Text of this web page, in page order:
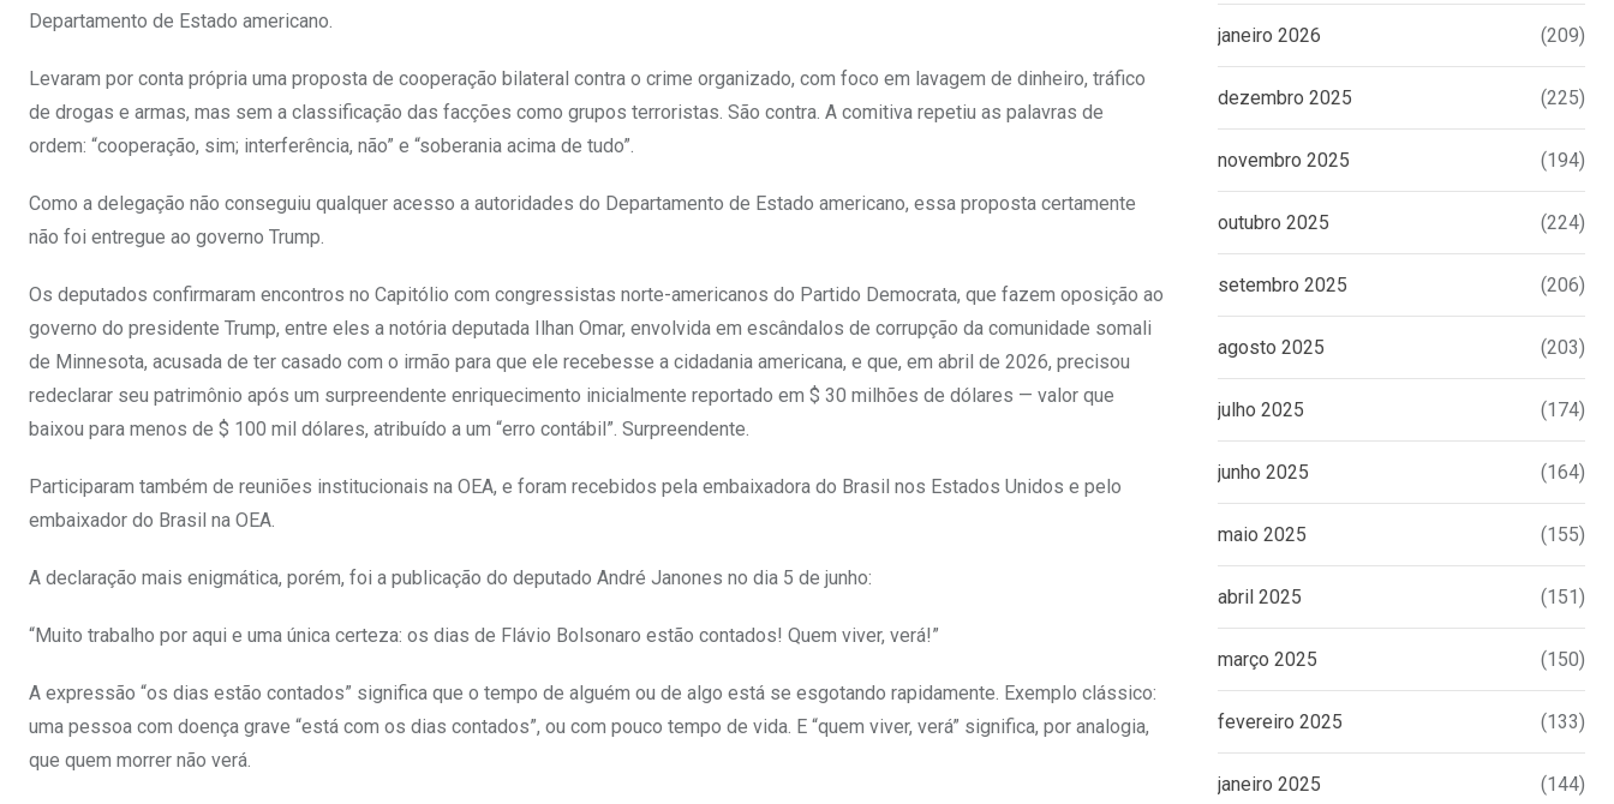
Departamento de Estado americano.
Levaram por conta própria uma proposta de cooperação bilateral contra o crime organizado, com foco em lavagem de dinheiro, tráfico
de drogas e armas, mas sem a classificação das facções como grupos terroristas. São contra. A comitiva repetiu as palavras de
ordem: “cooperação, sim; interferência, não” e “soberania acima de tudo”.
Como a delegação não conseguiu qualquer acesso a autoridades do Departamento de Estado americano, essa proposta certamente
não foi entregue ao governo Trump.
Os deputados confirmaram encontros no Capitólio com congressistas norte-americanos do Partido Democrata, que fazem oposição ao
governo do presidente Trump, entre eles a notória deputada Ilhan Omar, envolvida em escândalos de corrupção da comunidade somali
de Minnesota, acusada de ter casado com o irmão para que ele recebesse a cidadania americana, e que, em abril de 2026, precisou
redeclarar seu patrimônio após um surpreendente enriquecimento inicialmente reportado em $ 30 milhões de dólares — valor que
baixou para menos de $ 100 mil dólares, atribuído a um “erro contábil”. Surpreendente.
Participaram também de reuniões institucionais na OEA, e foram recebidos pela embaixadora do Brasil nos Estados Unidos e pelo
embaixador do Brasil na OEA.
A declaração mais enigmática, porém, foi a publicação do deputado André Janones no dia 5 de junho:
“Muito trabalho por aqui e uma única certeza: os dias de Flávio Bolsonaro estão contados! Quem viver, verá!”
A expressão “os dias estão contados” significa que o tempo de alguém ou de algo está se esgotando rapidamente. Exemplo clássico:
uma pessoa com doença grave “está com os dias contados”, ou com pouco tempo de vida. E “quem viver, verá” significa, por analogia,
que quem morrer não verá.
janeiro 2026 (209)
dezembro 2025 (225)
novembro 2025 (194)
outubro 2025 (224)
setembro 2025 (206)
agosto 2025 (203)
julho 2025 (174)
junho 2025 (164)
maio 2025 (155)
abril 2025 (151)
março 2025 (150)
fevereiro 2025 (133)
janeiro 2025 (144)